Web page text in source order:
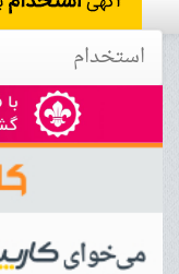
استخدام